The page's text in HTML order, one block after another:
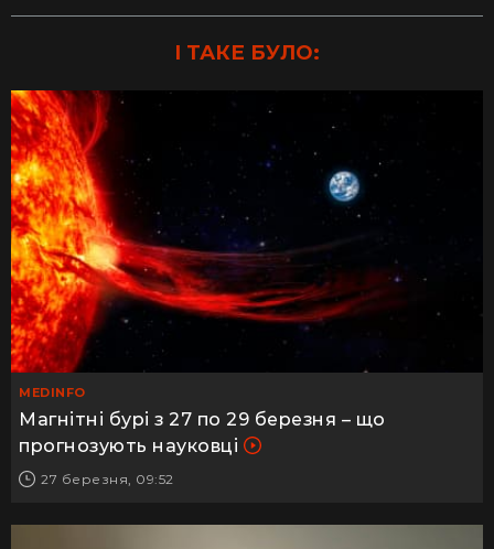
І ТАКЕ БУЛО:
MEDINFO
Магнітні бурі з 27 по 29 березня – що
прогнозують науковці
27 березня, 09:52